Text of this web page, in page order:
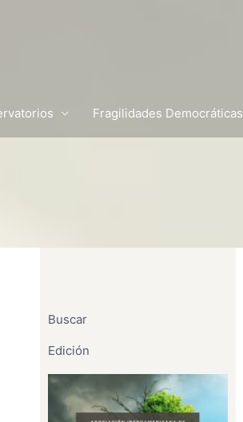
Fragilidades Democráticas
Buscar
Edición